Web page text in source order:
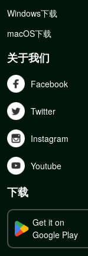
Windows下载
macOS下载
关于我们
Facebook
Twitter
Instagram
Youtube
下载
Get it on
Google Play